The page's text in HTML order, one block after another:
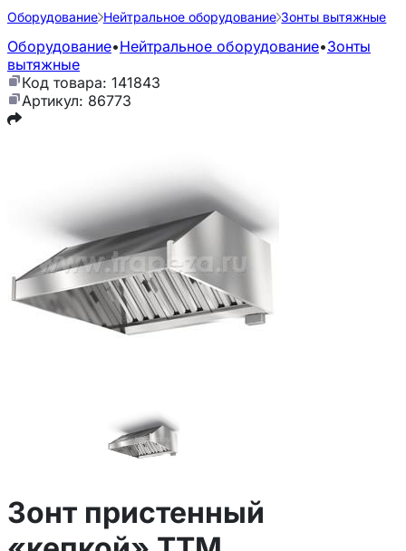
Оборудование Нейтральное оборудование Зонты вытяжные
Оборудование•Нейтральное оборудование•Зонты
вытяжные
Код товара: 141843
Артикул: 86773
Зонт пристенный